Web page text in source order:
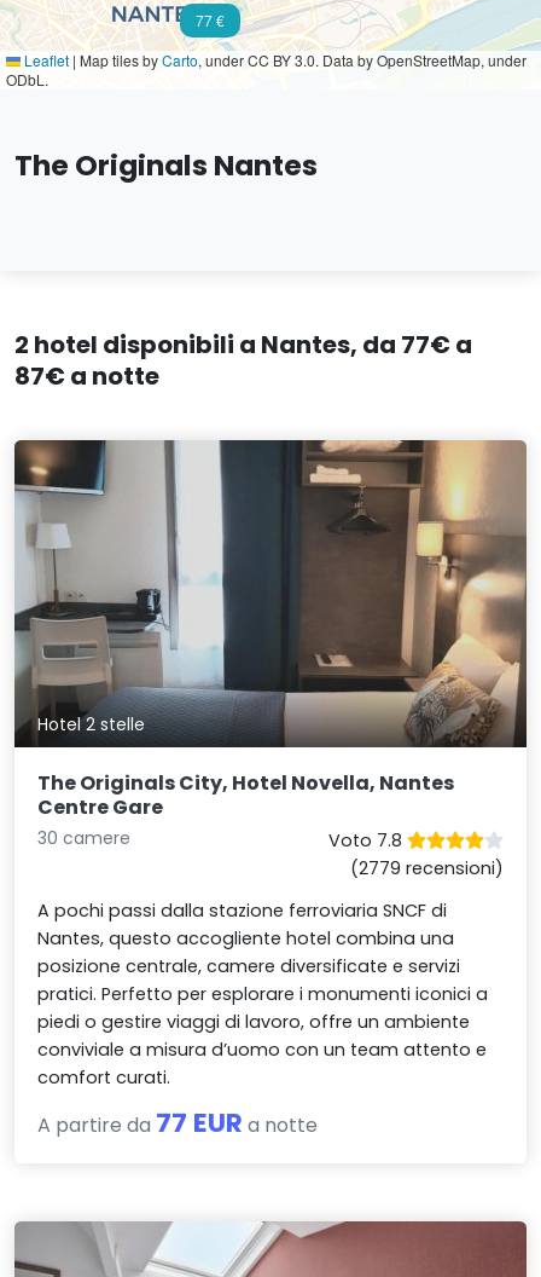
77 €
Leaflet | Map tiles byCarto, under CC BY 3.0. Data by OpenStreetMap, under
ODbL.
The Originals Nantes
2 hotel disponibili a Nantes, da 77€ a
87€ a notte
Hotel 2 stelle
The Originals City, Hotel Novella, Nantes
Centre Gare
30 camere
Voto 7.8
(2779 recensioni)
A pochi passi dalla stazione ferroviaria SNCF di
Nantes, questo accogliente hotel combina una
posizione centrale, camere diversificate e servizi
pratici. Perfetto per esplorare i monumenti iconici a
piedi o gestire viaggi di lavoro, offre un ambiente
conviviale a misura d’uomo con un team attento e
comfort curati.
A partire da 77 EUR a notte